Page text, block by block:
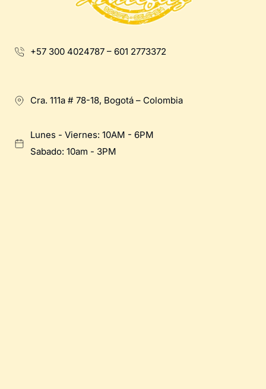
+57 300 4024787 – 601 2773372
Cra. 111a # 78-18, Bogotá – Colombia
Lunes - Viernes: 10AM - 6PM
Sabado: 10am - 3PM